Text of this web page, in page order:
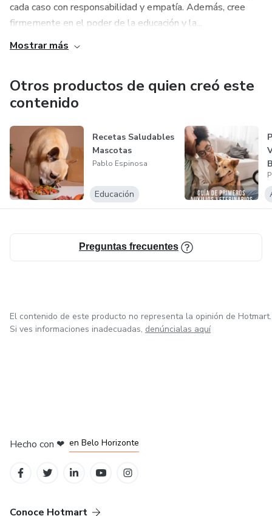
cada caso con responsabilidad y empatía. Además, cree
firmemente en el poder de la educación y la...
Mostrar más
Otros productos de quien creó este
contenido
Recetas Saludables
Mascotas
Pablo Espinosa
Educación
Preguntas frecuentes
El contenido de este producto no representa la opinión de Hotmart.
Si ves informaciones inadecuadas, denúncialas aquí
Hecho con ❤ en Belo Horizonte
Conoce Hotmart